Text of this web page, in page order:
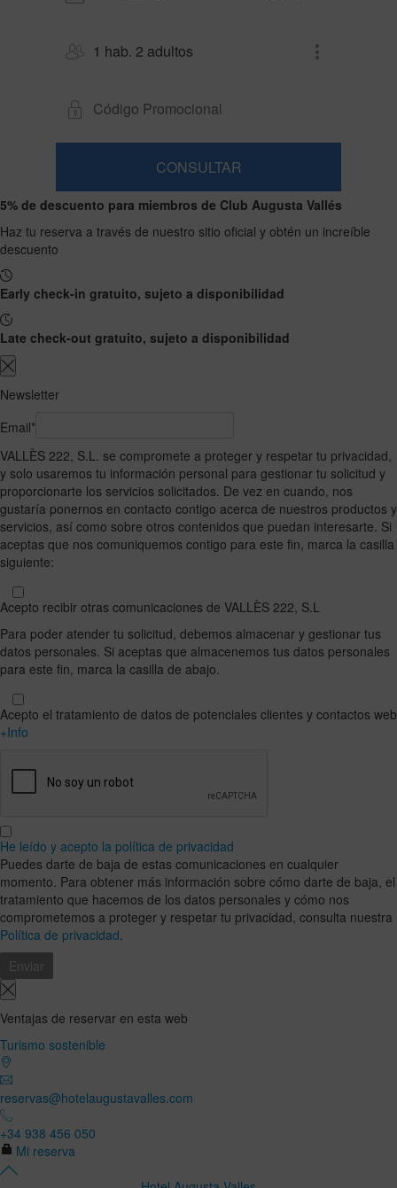
1 hab. 2 adultos
CONSULTAR
Habitaciones
y
ocupaciones
1
adultos
Desde
2
Hasta
0
Añadir
habitaciónBuscar
5% de descuento para miembros de Club Augusta Vallés
Haz tu reserva a través de nuestro sitio oficial y obtén un increíble
descuento
Early check-in gratuito, sujeto a disponibilidad
Late check-out gratuito, sujeto a disponibilidad
Newsletter
Email*
VALLÈS 222, S.L. se compromete a proteger y respetar tu privacidad,
y solo usaremos tu información personal para gestionar tu solicitud y
proporcionarte los servicios solicitados. De vez en cuando, nos
gustaría ponernos en contacto contigo acerca de nuestros productos y
servicios, así como sobre otros contenidos que puedan interesarte. Si
aceptas que nos comuniquemos contigo para este fin, marca la casilla
siguiente:
Acepto recibir otras comunicaciones de VALLÈS 222, S.L
Para poder atender tu solicitud, debemos almacenar y gestionar tus
datos personales. Si aceptas que almacenemos tus datos personales
para este fin, marca la casilla de abajo.
Acepto el tratamiento de datos de potenciales clientes y contactos web
+Info
He leído y acepto la política de privacidad
Puedes darte de baja de estas comunicaciones en cualquier
momento. Para obtener más información sobre cómo darte de baja, el
tratamiento que hacemos de los datos personales y cómo nos
comprometemos a proteger y respetar tu privacidad, consulta nuestra
Política de privacidad
Ventajas de reservar en esta web
Turismo sostenible
reservas@hotelaugustavalles.com
+34 938 456 050
Mi reserva